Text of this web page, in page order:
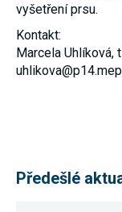
vyšetření prsu.
Kontakt:
Marcela Uhlíková,
Předešlé